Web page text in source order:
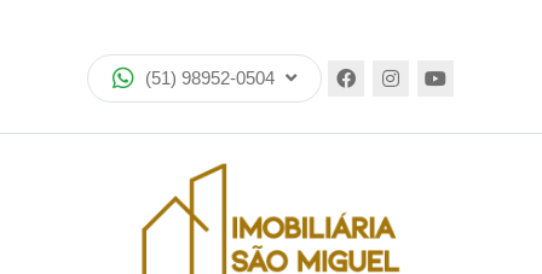
(51) 98952-0504
Imóveis
Encomende seu imóvel